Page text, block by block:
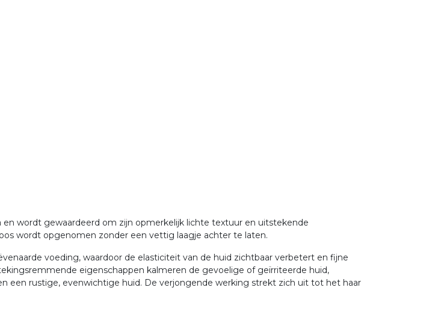
wordt gewaardeerd om zijn opmerkelijk lichte textuur en uitstekende
wordt opgenomen zonder een vettig laagje achter te laten.
voeding, waardoor de elasticiteit van de huid zichtbaar verbetert en fijne
eigenschappen kalmeren de gevoelige of geïrriteerde huid,
een rustige, evenwichtige huid. De verjongende werking strekt zich uit tot het haar